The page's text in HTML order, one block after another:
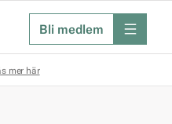
Bli medlem meny
mer här